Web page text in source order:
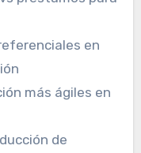
en
más ágiles en
de